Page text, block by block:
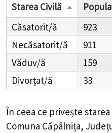
Starea Civilă
Căsatorit/ă
923
Necăsatorit/ă
911
Văduv/ă
159
Divorțat/ă
33
În ceea ce privește
Comuna Căpâlnița,